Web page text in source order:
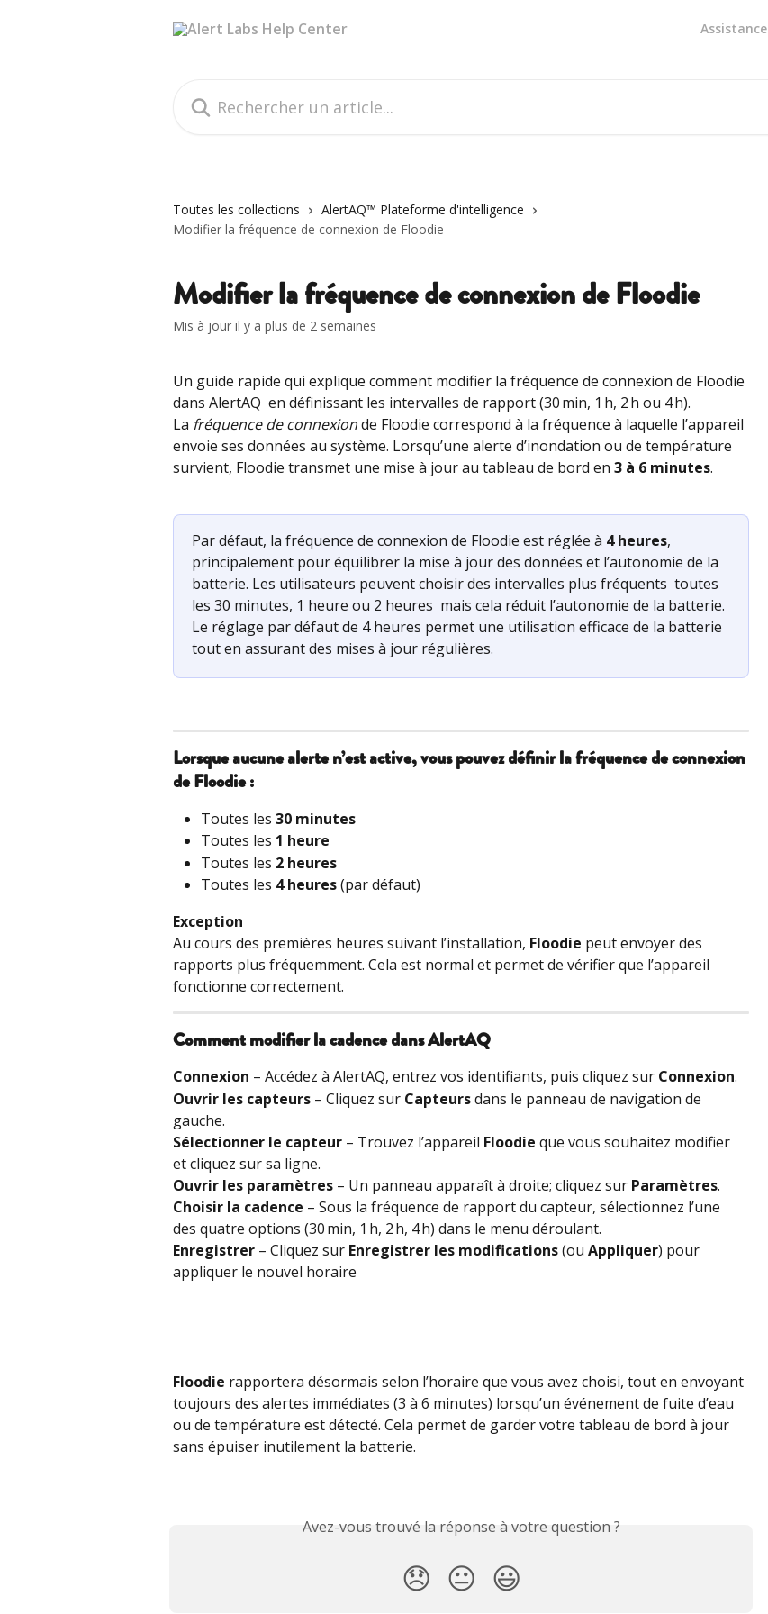
Assistance
Toutes les collections
AlertAQ™ Plateforme d'intelligence
Modifier la fréquence de connexion de Floodie
Modifier la fréquence de connexion de Floodie
Mis à jour il y a plus de 2 semaines
Un guide rapide qui explique comment modifier la fréquence de connexion de Floodie
dans AlertAQ  en définissant les intervalles de rapport (30 min, 1 h, 2 h ou 4 h).
La fréquence de connexion de Floodie correspond à la fréquence à laquelle l’appareil
envoie ses données au système. Lorsqu’une alerte d’inondation ou de température
survient, Floodie transmet une mise à jour au tableau de bord en 3 à 6 minutes.
Par défaut, la fréquence de connexion de Floodie est réglée à 4 heures,
principalement pour équilibrer la mise à jour des données et l’autonomie de la
batterie. Les utilisateurs peuvent choisir des intervalles plus fréquents  toutes
les 30 minutes, 1 heure ou 2 heures  mais cela réduit l’autonomie de la batterie.
Le réglage par défaut de 4 heures permet une utilisation efficace de la batterie
tout en assurant des mises à jour régulières.
Lorsque aucune alerte n’est active, vous pouvez définir la fréquence de connexion
de Floodie :
Toutes les 30 minutes
Toutes les 1 heure
Toutes les 2 heures
Toutes les 4 heures (par défaut)
Exception
Au cours des premières heures suivant l’installation, Floodie peut envoyer des
rapports plus fréquemment. Cela est normal et permet de vérifier que l’appareil
fonctionne correctement.
Comment modifier la cadence dans AlertAQ
Connexion – Accédez à AlertAQ, entrez vos identifiants, puis cliquez sur Connexion.
Ouvrir les capteurs – Cliquez sur Capteurs dans le panneau de navigation de
gauche.
Sélectionner le capteur – Trouvez l’appareil Floodie que vous souhaitez modifier
et cliquez sur sa ligne.
Ouvrir les paramètres – Un panneau apparaît à droite; cliquez sur Paramètres.
Choisir la cadence – Sous la fréquence de rapport du capteur, sélectionnez l’une
des quatre options (30 min, 1 h, 2 h, 4 h) dans le menu déroulant.
Enregistrer – Cliquez sur Enregistrer les modifications (ou Appliquer) pour
appliquer le nouvel horaire
Floodie rapportera désormais selon l’horaire que vous avez choisi, tout en envoyant
toujours des alertes immédiates (3 à 6 minutes) lorsqu’un événement de fuite d’eau
ou de température est détecté. Cela permet de garder votre tableau de bord à jour
sans épuiser inutilement la batterie.
Avez-vous trouvé la réponse à votre question ?
😞 😐 😃